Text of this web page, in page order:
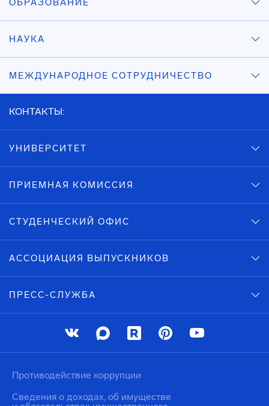
ОБРАЗОВАНИЕ
НАУКА
МЕЖДУНАРОДНОЕ СОТРУДНИЧЕСТВО
КОНТАКТЫ:
УНИВЕРСИТЕТ
ПРИЕМНАЯ КОМИССИЯ
СТУДЕНЧЕСКИЙ ОФИС
АССОЦИАЦИЯ ВЫПУСКНИКОВ
ПРЕСС-СЛУЖБА
Противодействие коррупции
Сведения о доходах, об имуществе